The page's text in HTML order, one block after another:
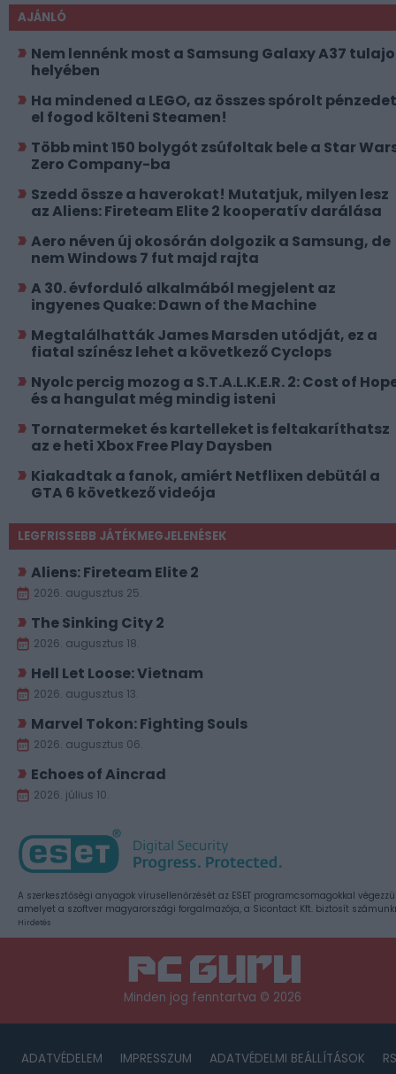
AJÁNLÓ
Nem lennénk most a Samsung Galaxy A37
helyében
Ha mindened a LEGO, az összes spórolt pénzedet
el fogod költeni Steamen!
Több mint 150 bolygót zsúfoltak bele a Star
Zero Company-ba
Szedd össze a haverokat! Mutatjuk, milyen lesz
az Aliens: Fireteam Elite 2 kooperatív darálása
Aero néven új okosórán dolgozik a Samsung, de
nem Windows 7 fut majd rajta
A 30. évforduló alkalmából megjelent az
ingyenes Quake: Dawn of the Machine
Megtalálhatták James Marsden utódját, ez a
fiatal színész lehet a következő Cyclops
Nyolc percig mozog a S.T.A.L.K.E.R. 2: Cost of
és a hangulat még mindig isteni
Tornatermeket és kartelleket is feltakaríthatsz
az e heti Xbox Free Play Daysben
Kiakadtak a fanok, amiért Netflixen debütál a
GTA 6 következő videója
LEGFRISSEBB JÁTÉKMEGJELENÉSEK
Aliens: Fireteam Elite 2
2026. augusztus 25.
The Sinking City 2
2026. augusztus 18.
Hell Let Loose: Vietnam
2026. augusztus 13.
Marvel Tokon: Fighting Souls
2026. augusztus 06.
Echoes of Aincrad
2026. július 10.
A szerkesztőségi anyagok vírusellenőrzését az ESET programcsomagokkal
amelyet a szoftver magyarországi forgalmazója, a Sicontact Kft. biztosít
Hirdetés
Minden jog fenntartva © 2026
ADATVÉDELEM IMPRESSZUM ADATVÉDELMI BEÁLLÍTÁSOK